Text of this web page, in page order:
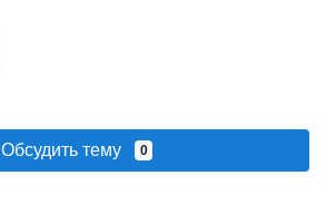
Обсудить тему 0